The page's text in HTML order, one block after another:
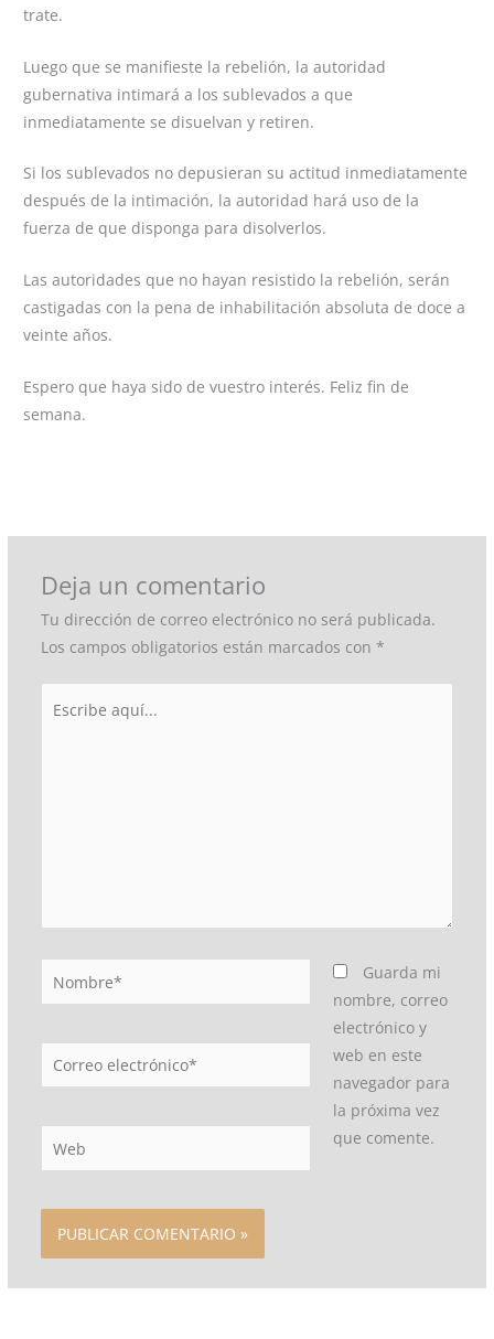
trate.
Luego que se manifieste la rebelión, la autoridad
gubernativa intimará a los sublevados a que
inmediatamente se disuelvan y retiren.
Si los sublevados no depusieran su actitud inmediatamente
después de la intimación, la autoridad hará uso de la
fuerza de que disponga para disolverlos.
Las autoridades que no hayan resistido la rebelión, serán
castigadas con la pena de inhabilitación absoluta de doce a
veinte años.
Espero que haya sido de vuestro interés. Feliz fin de
semana.
Deja un comentario
Tu dirección de correo electrónico no será publicada.
Los campos obligatorios están marcados con *
Nombre*
Correo
electrónico*
Guarda mi
nombre, correo
electrónico y
web en este
navegador para
la próxima vez
que comente.